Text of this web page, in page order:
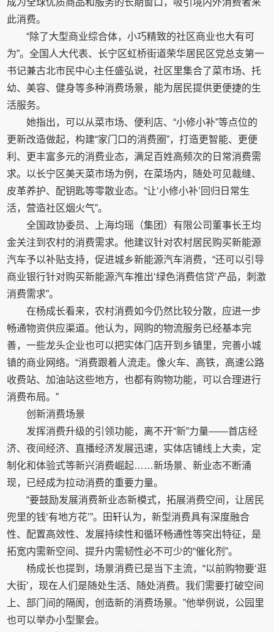
成为全球优质商品和服务的长期窗口，吸引境内外消费者来
此消费。
“除了大型商业综合体，小巧精致的社区商业也大有可
为”。全国人大代表、长宁区虹桥街道荣华居民区党总支第一
书记兼古北市民中心主任盛弘说，社区里集合了菜市场、托
幼、美容、健身等多种消费场景，能为居民提供更便捷的生
活服务。
她指出，可以从菜市场、便利店、“小修小补”等点位的
更新改造做起，构建“家门口的消费圈”，打造更智能、更便
利、更丰富多元的消费业态，满足百姓高频次的日常消费需
求。以长宁区美天菜市场为例，在菜场内，随处可见裁缝、
皮革养护、配钥匙等零散业态。“让‘小修小补’回归日常生
活，营造社区烟火气”。
全国政协委员、上海均瑶（集团）有限公司董事长王均
金关注到农村的消费需求。他建议针对农村居民购买新能源
汽车予以补贴支持，促进城乡新能源汽车消费，“还可以引导
商业银行针对购买新能源汽车推出‘绿色消费信贷’产品，刺激
消费需求”。
在杨成长看来，农村消费如今仍然比较分散，应进一步
畅通物资供应渠道。他认为，网购的物流服务已经基本完
善，一些龙头企业也可以把实体门店开到乡镇里，完善小城
镇的商业网络。“消费跟着人流走。像火车、高铁，高速公路
收费站、加油站这些地方，也都有购物功能，可以合理进行
消费布局。”
创新消费场景
发挥消费升级的引领功能，离不开“新”力量——首店经
济、夜间经济、直播经济发展迅速，实体店铺线上大卖，定
制化和体验式等新兴消费崛起……新场景、新业态不断涌
现，已经成为拉动消费的重要力量。
“要鼓励发展消费新业态新模式，拓展消费空间，让居民
兜里的钱‘有地方花’”。田轩认为，新型消费具有深度融合
性、配置高效性、发展持续性和循环畅通性等突出特征，是
拓宽内需新空间、提升内需韧性必不可少的“催化剂”。
杨成长也提到，场景消费已是当下主流，“以前购物要‘逛
大街’，现在人们是随处生活、随处消费。我们需要打破空间
上、部门间的隔阂，创造新的消费场景。”他举例说，公园里
也可以举办小型聚会。